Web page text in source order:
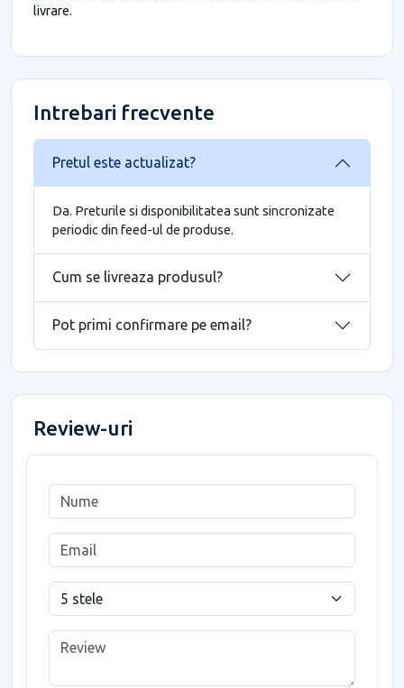
livrare.
Intrebari frecvente
Pretul este actualizat?
Da. Preturile si disponibilitatea sunt sincronizate
periodic din feed-ul de produse.
Cum se livreaza produsul?
Pot primi confirmare pe email?
Review-uri